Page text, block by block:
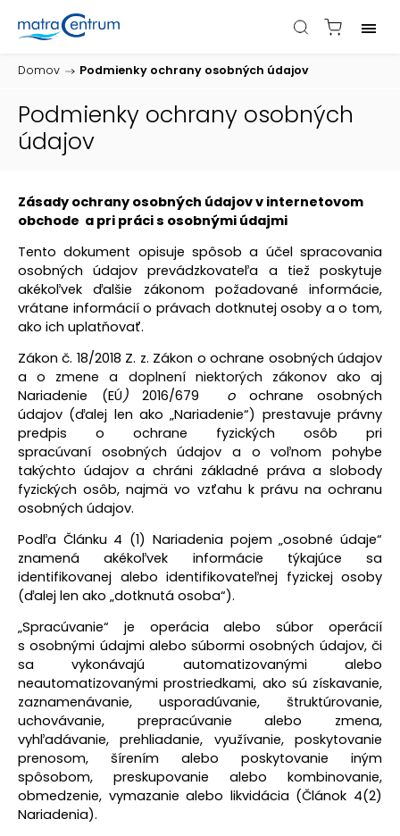
Domov / Podmienky ochrany osobných údajov
Podmienky ochrany osobných
údajov
Zásady ochrany osobných údajov v internetovom
obchode a pri práci s osobnými údajmi
Tento dokument opisuje spôsob a účel spracovania
osobných údajov prevádzkovateľa a tiež poskytuje
akékoľvek ďalšie zákonom požadované informácie,
vrátane informácií o právach dotknutej osoby a o tom,
ako ich uplatňovať.
Zákon č. 18/2018 Z. z. Zákon o ochrane osobných údajov
ao zmene a doplnení niektorých zákonovako aj
Nariadenie (EÚ) 2016/679 o ochrane osobných
údajov (ďalej len ako „Nariadenie“) prestavuje právny
predpis o ochrane fyzických osôb pri
spracúvaní osobných údajov a o voľnom pohybe
takýchto údajov a chráni základné práva a slobody
fyzických osôb, najmä vo vzťahu k právu na ochranu
osobných údajov.
Podľa Článku 4 (1) Nariadenia pojem „osobné údaje“
znamená akékoľvek informácie týkajúce sa
identifikovanej alebo identifikovateľnej fyzickej osoby
(ďalej len ako „dotknutá osoba“).
„Spracúvanie“ je operácia alebo súbor operácií
s osobnými údajmi alebo súbormi osobných údajov, či
sa vykonávajú automatizovanými alebo
neautomatizovanými prostriedkami, ako sú získavanie,
zaznamenávanie, usporadúvanie, štruktúrovanie,
uchovávanie, prepracúvanie alebo zmena,
vyhľadávanie, prehliadanie, využívanie, poskytovanie
prenosom, šírením alebo poskytovanie iným
spôsobom, preskupovanie alebo kombinovanie,
obmedzenie, vymazanie alebo likvidácia (Článok 4(2)
Nariadenia).